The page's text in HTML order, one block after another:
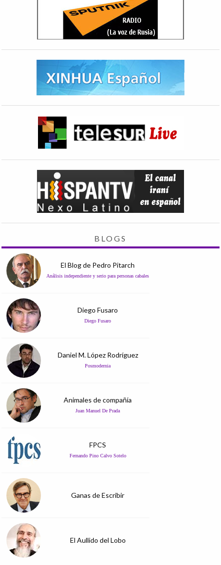
BLOGS
El Blog de Pedro Pitarch
Análisis independiente y serio para personas cabales
Diego Fusaro
Diego Fusaro
Daniel M. López Rodríguez
Posmodernia
Animales de compañía
Juan Manuel De Prada
FPCS
Fernando Pino Calvo Sotelo
Ganas de Escribir
El Aullido del Lobo